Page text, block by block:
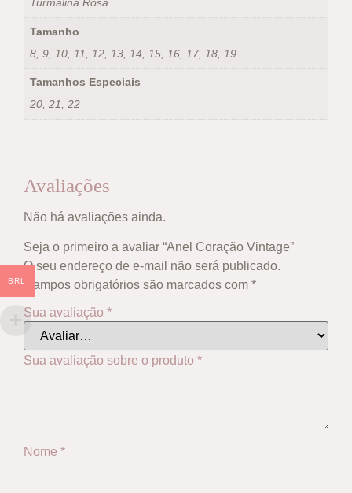
Turmalina Rosa
Tamanho
8, 9, 10, 11, 12, 13, 14, 15, 16, 17, 18, 19
Tamanhos Especiais
20, 21, 22
Avaliações
Não há avaliações ainda.
Seja o primeiro a avaliar “Anel Coração Vintage”
O seu endereço de e-mail não será publicado.
Campos obrigatórios são marcados com *
Sua avaliação *
Sua avaliação sobre o produto *
Nome *
BRL